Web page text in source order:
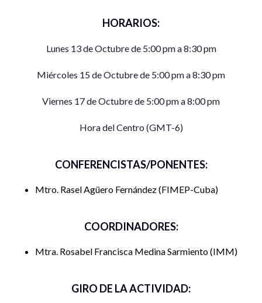
HORARIOS:
Lunes 13 de Octubre de 5:00 pm a 8:30 pm
Miércoles 15 de Octubre de 5:00 pm a 8:30 pm
Viernes 17 de Octubre de 5:00 pm a 8:00 pm
Hora del Centro (GMT-6)
CONFERENCISTAS/PONENTES:
Mtro. Rasel Agüero Fernández FIMEP-Cuba
COORDINADORES:
Mtra. Rosabel Francisca Medina Sarmiento IMM
GIRO DE LA ACTIVIDAD: